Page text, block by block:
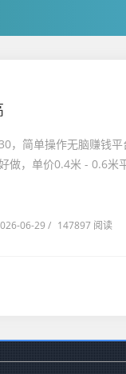
，简单操作无脑赚钱
做，单价0.4米 - 0.6米
06-29 / 147897 阅读